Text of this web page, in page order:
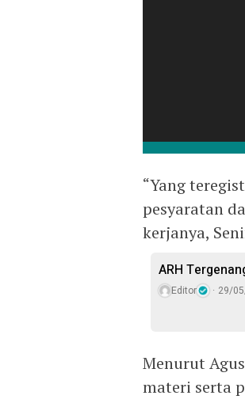
“Yang
pesyaratan
kerjanya,
ARH
Editor 29/
Menurut
materi serta